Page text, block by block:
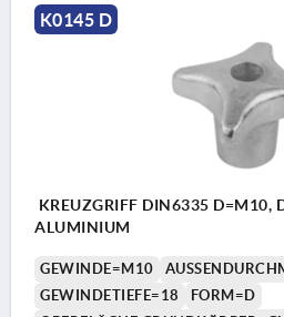
K0145 D
KREUZGRIFF DIN6335 D=M10,
ALUMINIUM
GEWINDE=M10
GEWINDETIEFE=18
FORM=D